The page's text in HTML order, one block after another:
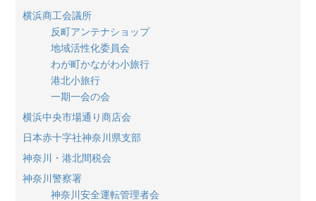
横浜商工会議所
反町アンテナショップ
地域活性化委員会
わが町かながわ小旅行
港北小旅行
一期一会の会
横浜中央市場通り商店会
日本赤十字社神奈川県支部
神奈川・港北間税会
神奈川警察署
神奈川安全運転管理者会